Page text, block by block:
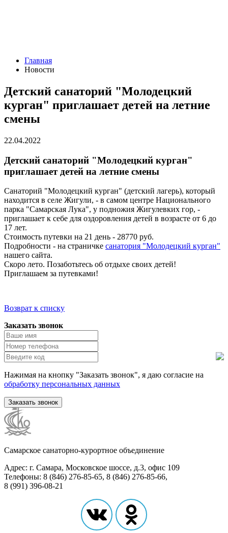
Главная
Новости
Детский санаторий "Молодецкий
курган" приглашает детей на летние
смены
22.04.2022
Детский санаторий "Молодецкий курган"
приглашает детей на летние смены
Санаторий "Молодецкий курган" (детский лагерь), который
находится в селе Жигули, - в самом центре Национального
парка "Самарская Лука", у подножия Жигулевких гор, -
приглашает к себе для оздоровления детей в возрасте от 6 до
17 лет.
Стоимость путевки на 21 день - 28770 руб.
Подробности - на страничке санатория "Молодецкий курган"
нашего сайта.
Скоро лето. Позаботьтесь об отдыхе своих детей!
Приглашаем за путевками!
Возврат к списку
Заказать звонок
Нажимая на кнопку "Заказать звонок", я даю согласие на
обработку персональных данных
Заказать звонок
Самарское санаторно-курортное объединение
Адрес: г. Самара, Московское шоссе, д.3, офис 109
Телефоны: 8 (846) 276-85-65, 8 (846) 276-85-66,
8 (991) 396-08-21